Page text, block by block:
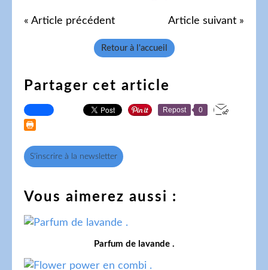
« Article précédent Article suivant »
Retour à l'accueil
Partager cet article
Repost 0
S'inscrire à la newsletter
Vous aimerez aussi :
Parfum de lavande .